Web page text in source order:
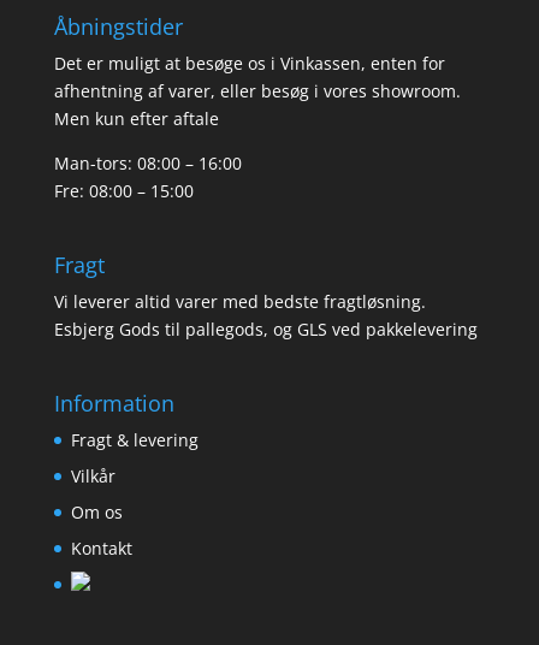
Åbningstider
Det er muligt at besøge os i Vinkassen, enten for
afhentning af varer, eller besøg i vores showroom.
Men kun efter aftale
Man-tors: 08:00 – 16:00
Fre: 08:00 – 15:00
Fragt
Vi leverer altid varer med bedste fragtløsning.
Esbjerg Gods til pallegods, og GLS ved pakkelevering
Information
Fragt & levering
Vilkår
Om os
Kontakt